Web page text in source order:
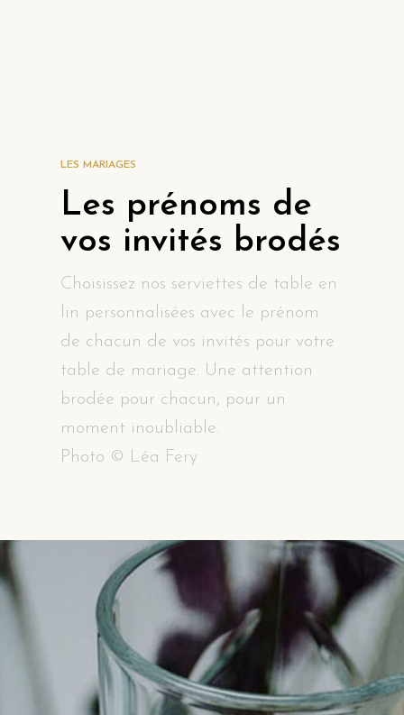
LES MARIAGES
Les prénoms de
vos invités brodés
Choisissez nos serviettes de table en
lin personnalisées avec le prénom
de chacun de vos invités pour votre
table de mariage. Une attention
brodée pour chacun, pour un
moment inoubliable.
Photo © Léa Fery